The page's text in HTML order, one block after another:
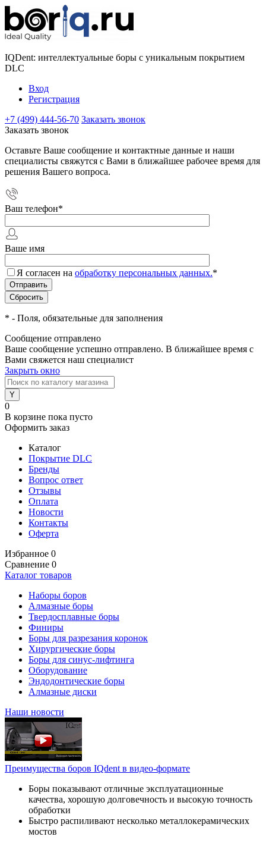
IQDent: интеллектуальные боры с уникальным покрытием
DLC
Вход
Регистрация
+7 (499) 444-56-70 Заказать звонок
Заказать звонок
Оставьте Ваше сообщение и контактные данные и наши
специалисты свяжутся с Вами в ближайшее рабочее время для
решения Вашего вопроса.
Ваш телефон*
Ваше имя
Я согласен на обработку персональных данных.*
* - Поля, обязательные для заполнения
Сообщение отправлено
Ваше сообщение успешно отправлено. В ближайшее время с
Вами свяжется наш специалист
Закрыть окно
0
В корзине пока пусто
Оформить заказ
Каталог
Покрытие DLC
Бренды
Вопрос ответ
Отзывы
Оплата
Новости
Контакты
Оферта
Избранное 0
Сравнение 0
Каталог товаров
Наборы боров
Алмазные боры
Твердосплавные боры
Финиры
Боры для разрезания коронок
Хирургические боры
Боры для синус-лифтинга
Оборудование
Эндодонтические боры
Алмазные диски
Наши новости
Преимущества боров IQdent в видео-формате
Боры показывают отличные эксплуатационные
качества, хорошую долговечность и высокую точность
обработки
Быстро распиливают несколько металлокерамических
мостов